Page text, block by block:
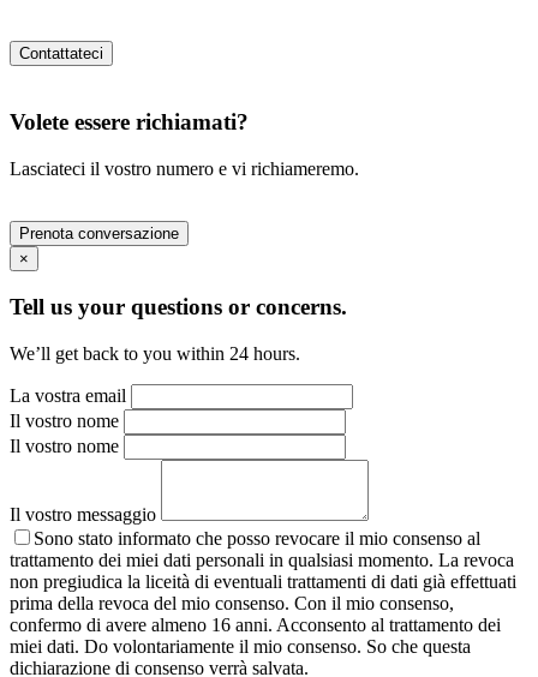
Contattateci
Volete essere richiamati?
Lasciateci il vostro numero e vi richiameremo.
Prenota conversazione
×
Tell us your questions or concerns.
We’ll get back to you within 24 hours.
La vostra email
Il vostro nome
Il vostro nome
Il vostro messaggio
Sono stato informato che posso revocare il mio consenso al
trattamento dei miei dati personali in qualsiasi momento. La revoca
non pregiudica la liceità di eventuali trattamenti di dati già effettuati
prima della revoca del mio consenso. Con il mio consenso,
confermo di avere almeno 16 anni. Acconsento al trattamento dei
miei dati. Do volontariamente il mio consenso. So che questa
dichiarazione di consenso verrà salvata.